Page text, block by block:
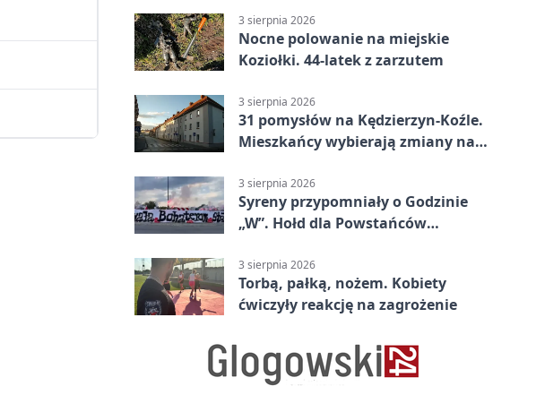
3 sierpnia 2026
Nocne polowanie na miejskie
Koziołki. 44-latek z zarzutem
3 sierpnia 2026
31 pomysłów na Kędzierzyn-Koźle.
Mieszkańcy wybierają zmiany na
3 sierpnia 2026
Syreny przypomniały o Godzinie
„W”. Hołd dla Powstańców
3 sierpnia 2026
Torbą, pałką, nożem. Kobiety
ćwiczyły reakcję na zagrożenie